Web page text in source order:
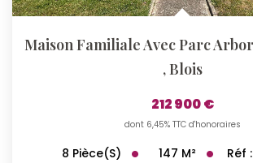
,Blois
212 900 €
dont 6,45% TTC d'honoraires
8 Pièce(s) 147 M² Réf :